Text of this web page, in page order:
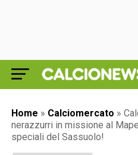
Home » Calciomercato »
nerazzurri in missione al
speciali del Sassuolo!